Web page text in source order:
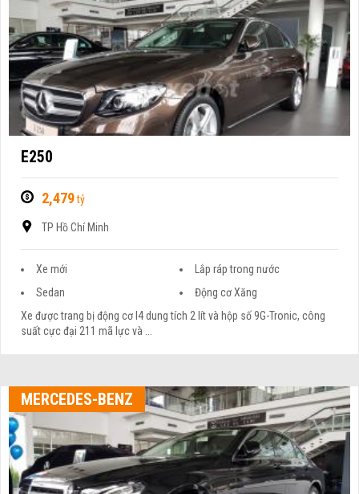
E250
2,479tỷ
TP Hồ Chí Minh
Xe mới
Lắp ráp trong nước
Sedan
Động cơ Xăng
Xe được trang bị động cơ I4 dung tích 2 lít và hộp số 9G-Tronic, công
suất cực đại 211 mã lực và ...
MERCEDES-BENZ